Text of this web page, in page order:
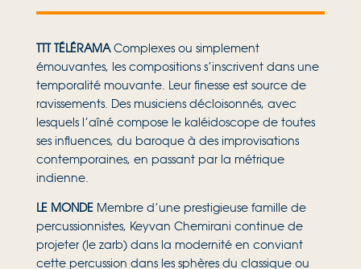
TTT TÉLÉRAMAComplexes ou simplement
émouvantes, les compositions s’inscrivent dans une
temporalité mouvante. Leur finesse est source de
ravissements. Des musiciens décloisonnés, avec
lesquels l’aîné compose le kaléidoscope de toutes
ses influences, du baroque à des improvisations
contemporaines, en passant par la métrique
indienne.
LE MONDEMembre d’une prestigieuse famille de
percussionnistes, Keyvan Chemirani continue de
projeter (le zarb) dans la modernité en conviant
cette percussion dans les sphères du classique ou